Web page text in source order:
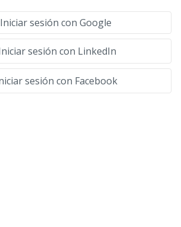
Iniciar sesión con Google
sesión con LinkedIn
sesión con Facebook